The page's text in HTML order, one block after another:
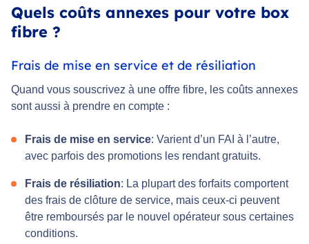
Quels coûts annexes pour votre box
fibre ?
Frais de mise en service et de résiliation
Quand vous souscrivez à une offre fibre, les coûts annexes
sont aussi à prendre en compte :
Frais de mise en service: Varient d’un FAI à l’autre,
avec parfois des promotions les rendant gratuits.
Frais de résiliation: La plupart des forfaits comportent
des frais de clôture de service, mais ceux-ci peuvent
être remboursés par le nouvel opérateur sous certaines
conditions.